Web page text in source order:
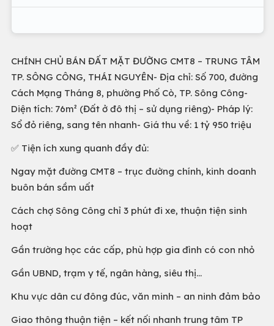
CHÍNH CHỦ BÁN ĐẤT MẶT ĐƯỜNG CMT8 – TRUNG TÂM
TP. SÔNG CÔNG, THÁI NGUYÊN- Địa chỉ: Số 700, đường
Cách Mạng Tháng 8, phường Phố Cò, TP. Sông Công-
Diện tích: 76m² (Đất ở đô thị – sử dụng riêng)- Pháp lý:
Sổ đỏ riêng, sang tên nhanh- Giá thu về: 1 tỷ 950 triệu
✅ Tiện ích xung quanh đầy đủ:
Ngay mặt đường CMT8 – trục đường chính, kinh doanh
buôn bán sầm uất
Cách chợ Sông Công chỉ 3 phút đi xe, thuận tiện sinh
hoạt
Gần trường học các cấp, phù hợp gia đình có con nhỏ
Gần UBND, trạm y tế, ngân hàng, siêu thị...
Khu vực dân cư đông đúc, văn minh – an ninh đảm bảo
Giao thông thuận tiện – kết nối nhanh trung tâm TP